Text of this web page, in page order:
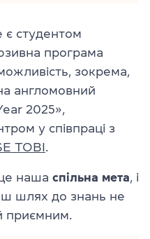
є студентом
програма
зокрема,
англомовний
2025»,
у співпраці з
TOBI
наша спільна мета , і
шлях до знань не
приємним.